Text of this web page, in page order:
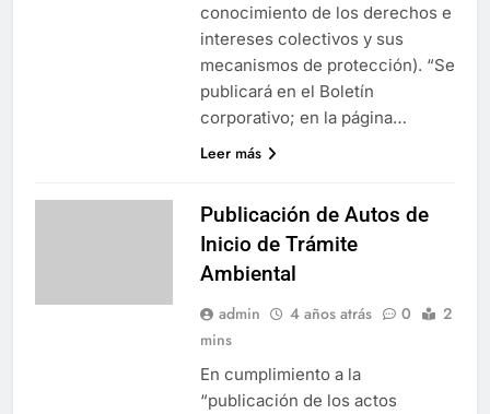
conocimiento de los derechos e
intereses colectivos y sus
mecanismos de protección). “Se
publicará en el Boletín
corporativo; en la página…
Leer más
Publicación de Autos de
Inicio de Trámite
Ambiental
admin 4 años atrás 0
2
mins
En cumplimiento a la
“publicación de los actos